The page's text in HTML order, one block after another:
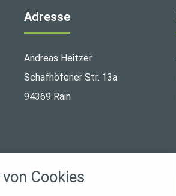
Adresse
Andreas Heitzer
Schafhöfener Str. 13a
94369 Rain
Cookies
akzeptieren oder zu blockieren.